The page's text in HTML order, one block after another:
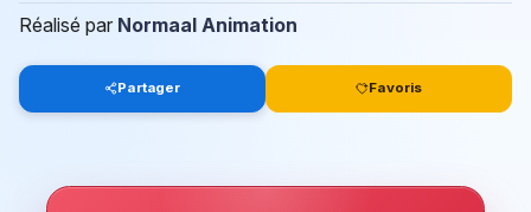
Réalisé par Normaal Animation
Partager Favoris